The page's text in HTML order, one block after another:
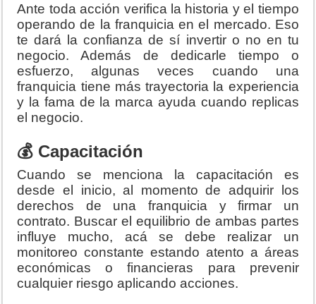
Ante toda acción verifica la historia y el tiempo
operando de la franquicia en el mercado. Eso
te dará la confianza de sí invertir o no en tu
negocio. Además de dedicarle tiempo o
esfuerzo, algunas veces cuando una
franquicia tiene más trayectoria la experiencia
y la fama de la marca ayuda cuando replicas
el negocio.
💰 Capacitación
Cuando se menciona la capacitación es
desde el inicio, al momento de adquirir los
derechos de una franquicia y firmar un
contrato. Buscar el equilibrio de ambas partes
influye mucho, acá se debe realizar un
monitoreo constante estando atento a áreas
económicas o financieras para prevenir
cualquier riesgo aplicando acciones.